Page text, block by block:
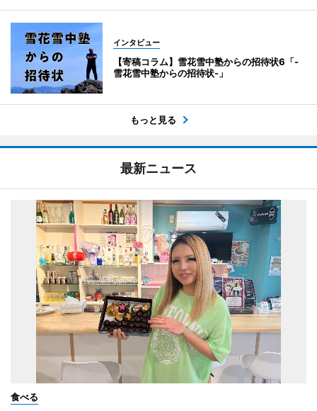
インタビュー
【寄稿コラム】雪花雪中塾からの招待状6「-
雪花雪中塾からの招待状-」
もっと見る
最新ニュース
食べる